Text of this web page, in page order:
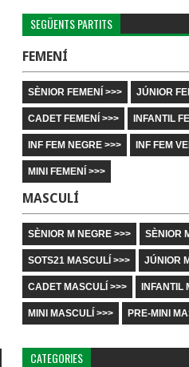
SEGÜENTS PARTITS
FEMENÍ
SÈNIOR FEMENÍ >>> JÚNIOR
CADET FEMENÍ >>> INFANTIL
INF FEM NEGRE >>> INF FEM
MINI FEMENÍ >>>
MASCULÍ
SÈNIOR M NEGRE >>> SÈNIOR
SOTS21 MASCULÍ >>> JÚNIOR
CADET MASCULÍ >>> INFANTIL
MINI MASCULÍ >>> PRE-MINI
CATEGORIES